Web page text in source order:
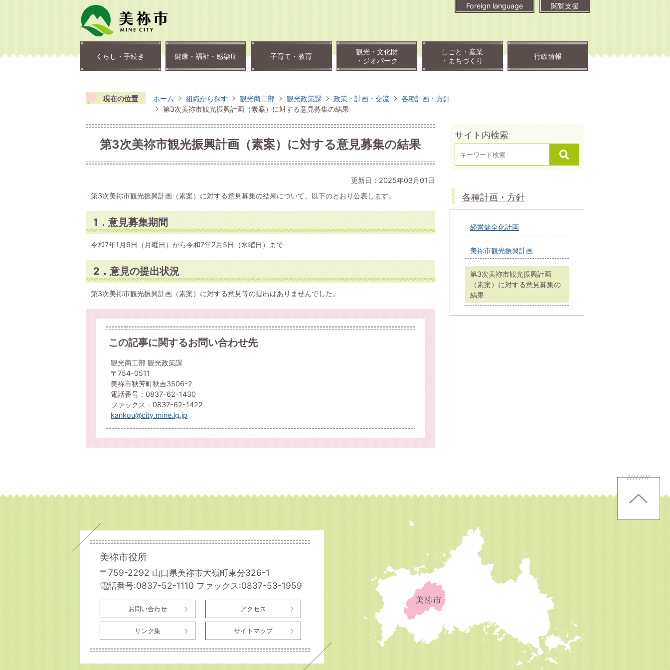
Foreign language 閲覧支援
くらし・手続き 健康・福祉・感染症 子育て・教育
観光・文化財
・ジオパーク
しごと・産業
・まちづくり
行政情報
現在の位置 ホーム 組織から探す 観光商工部 観光政策課 政策・計画・交流
各種計画・方針
第3次美祢市観光振興計画（素案）に対する意見募集の結果
第3次美祢市観光振興計画（素案）に対する意見募集の結果
更新日：2025年03月01日
第3次美祢市観光振興計画（素案）に対する意見募集の結果について、以下のとおり公表します。
1．意見募集期間
令和7年1月6日（月曜日）から令和7年2月5日（水曜日）まで
2．意見の提出状況
第3次美祢市観光振興計画（素案）に対する意見等の提出はありませんでした。
この記事に関するお問い合わせ先
観光商工部 観光政策課
〒754-0511
美祢市秋芳町秋吉3506-2
電話番号：0837-62-1430
ファックス：0837-62-1422
kankou@city.mine.lg.jp
サイト内検索
各種計画・方針
経営健全化計画
美祢市観光振興計画
第3次美祢市観光振興計画
（素案）に対する意見募集の
結果
美祢市役所
〒759-2292 山口県美祢市大嶺町東分326-1
電話番号:0837-52-1110 ファックス:0837-53-1959
お問い合わせ アクセス
リンク集 サイトマップ